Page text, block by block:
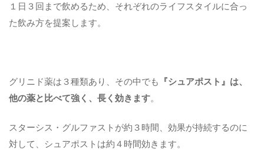
１日３回まで飲めるため、それぞれのライフスタイルに合っ
た飲み方を提案します。
グリニド薬は３種類あり、その中でも
『シュアポスト』は、
他の薬と比べて強く、長く効きます。
スターシス・グルファストが約３時間、効果が持続するのに
対して、シュアポストは約４時間効きます。